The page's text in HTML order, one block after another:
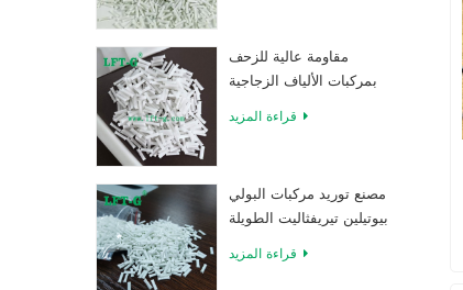
مقاومة عالية للزحف
بمركبات الألياف الزجاجية
قراءة المزيد
مصنع توريد مركبات البولي
بيوتيلين تيريفثاليت الطويلة
المقواة بالألياف الزجاجية
قراءة المزيد